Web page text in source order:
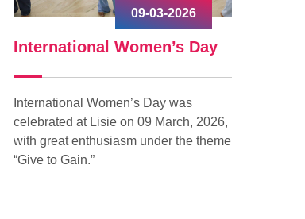
09-03-2026
International Women’s Day
International Women’s Day was
celebrated at Lisie on 09 March, 2026,
with great enthusiasm under the theme
“Give to Gain.”